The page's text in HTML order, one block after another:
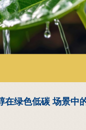
在绿色低碳 场景中